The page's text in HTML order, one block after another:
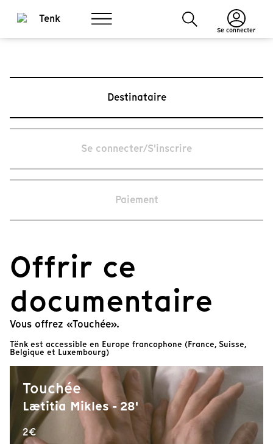
Se connecter
Destinataire
Se connecter/S'inscrire
Paiement
Offrir ce
documentaire
Vous offrez «Touchée».
Tënk est accessible en Europe francophone (France, Suisse,
Belgique et Luxembourg)
Touchée
Lætitia Mikles - 28'
2€